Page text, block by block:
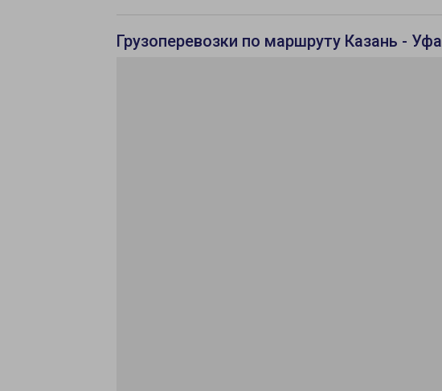
Грузоперевозки по маршруту Казань - Уфа